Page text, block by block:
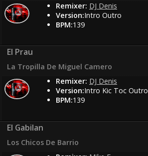
Remixer: DJ Denis
Version:Intro Outro
BPM:139
El Prau
La Tropilla De Miguel Camero
Remixer: DJ Denis
Version:Intro Kic Toc Outro
BPM:139
El Gabilan
Los Chicos De Barrio